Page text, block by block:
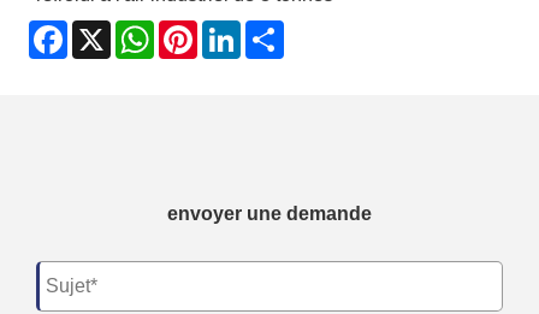
Facebook
X WhatsApp
PinterestLinkedIn
envoyer une demande